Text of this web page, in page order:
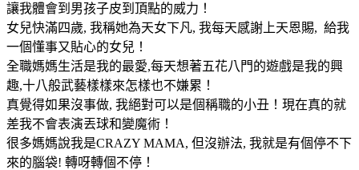
讓我體會到男孩子皮到頂點的威力！
女兒快滿四歲, 我稱她為天女下凡, 我每天感謝上天恩賜, 給我
一個懂事又貼心的女兒！
全職媽媽生活是我的最愛,每天想著五花八門的遊戲是我的興
趣,十八般武藝樣樣來怎樣也不嫌累！
真覺得如果沒事做, 我絕對可以是個稱職的小丑！現在真的就
差我不會表演丟球和變魔術！
很多媽媽說我是CRAZY MAMA, 但沒辦法, 我就是有個停不下
來的腦袋! 轉呀轉個不停！